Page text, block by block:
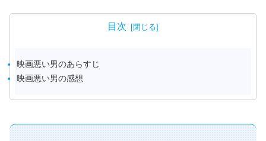
目次
映画悪い男のあらすじ
映画悪い男の感想